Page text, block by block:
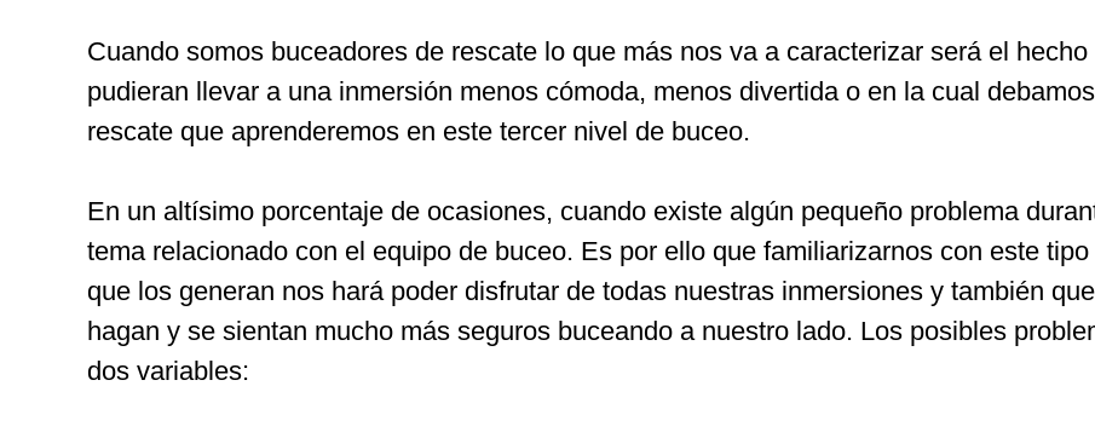
Cuando somos buceadores de rescate lo que más nos va a caracterizar será el hecho
pudieran llevar a una inmersión menos cómoda, menos divertida o en la cual
rescate que aprenderemos en este tercer nivel de buceo.
En un altísimo porcentaje de ocasiones, cuando existe algún pequeño problema
tema relacionado con el equipo de buceo. Es por ello que familiarizarnos con este
que los generan nos hará poder disfrutar de todas nuestras inmersiones y también
hagan y se sientan mucho más seguros buceando a nuestro lado. Los posibles
dos variables: